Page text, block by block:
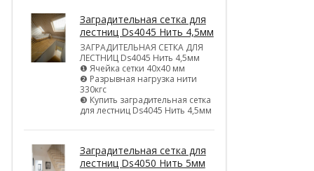
Заградительная сетка для
лестниц Ds4045 Нить 4,5мм
ЗАГРАДИТЕЛЬНАЯ СЕТКА ДЛЯ
ЛЕСТНИЦ Ds4045 Нить 4,5мм
❶ Ячейка сетки 40х40 мм
❷ Разрывная нагрузка нити
330кгс
❸ Купить заградительная сетка
для лестниц Ds4045 Нить 4,5мм
Заградительная сетка для
лестниц Ds4050 Нить 5мм